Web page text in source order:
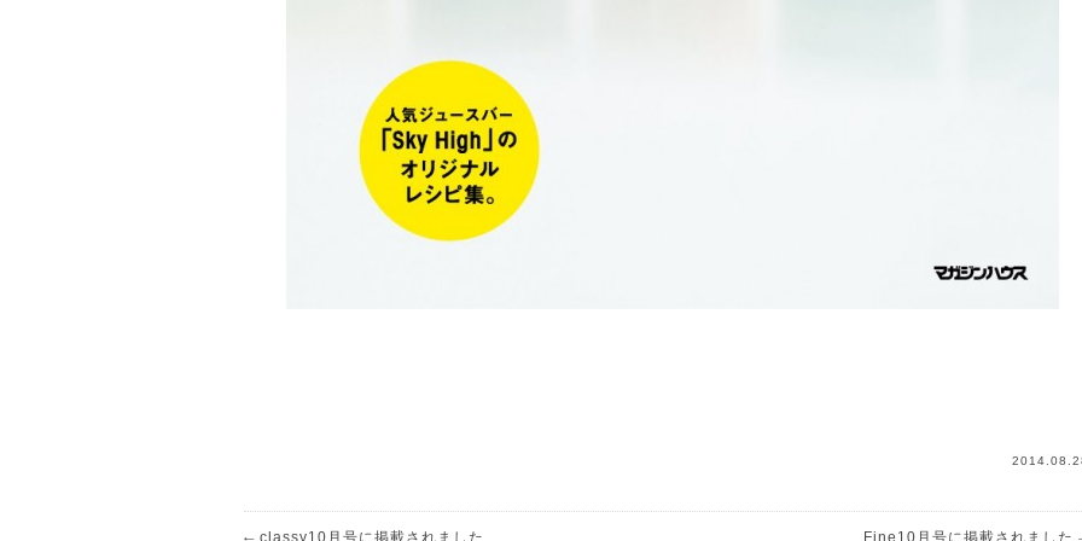
classy10月号に掲載されました Fine10月号に掲載されました